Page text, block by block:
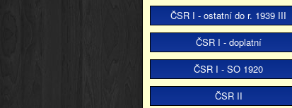
ČSR I - ostatní do r. 1939 III
ČSR I - doplatní
ČSR I - SO 1920
ČSR II